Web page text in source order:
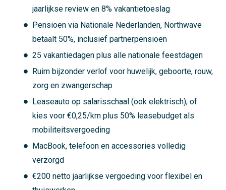
jaarlijkse review en 8% vakantietoeslag
Pensioen via Nationale Nederlanden, Northwave
betaalt 50%, inclusief partnerpensioen
25 vakantiedagen plus alle nationale feestdagen
Ruim bijzonder verlof voor huwelijk, geboorte, rouw,
zorg en zwangerschap
Leaseauto op salarisschaal (ook elektrisch), of
kies voor €0,25/km plus 50% leasebudget als
mobiliteitsvergoeding
MacBook, telefoon en accessories volledig
verzorgd
€200 netto jaarlijkse vergoeding voor flexibel en